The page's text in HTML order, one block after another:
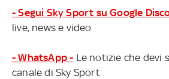
- Segui Sky Sport su Google
live, news e video
- WhatsApp - Le notizie che devi
canale di Sky Sport